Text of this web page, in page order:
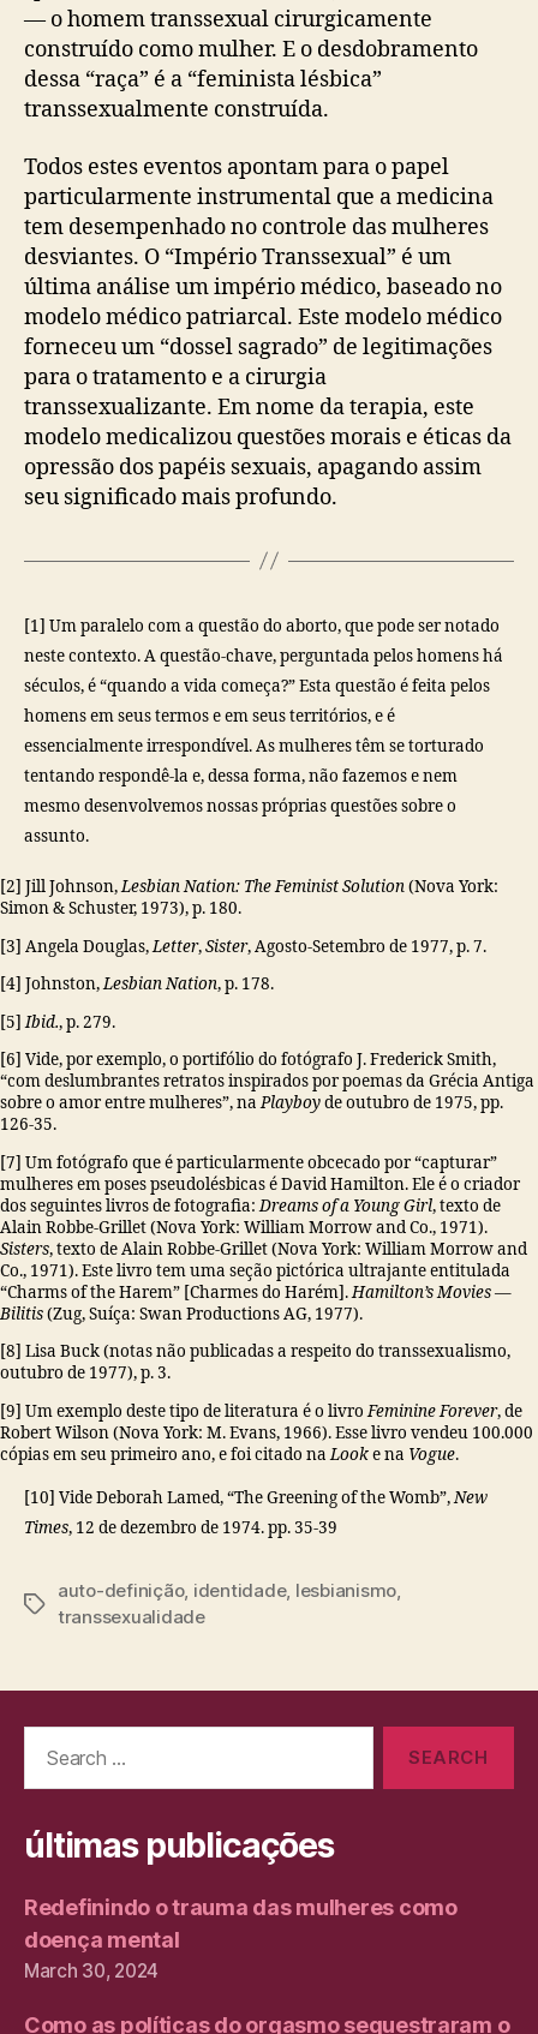
— o homem transsexual cirurgicamente
construído como mulher. E o desdobramento
dessa “raça” é a “feminista lésbica”
transsexualmente construída.
Todos estes eventos apontam para o papel
particularmente instrumental que a medicina
tem desempenhado no controle das mulheres
desviantes. O “Império Transsexual” é um
última análise um império médico, baseado no
modelo médico patriarcal. Este modelo médico
forneceu um “dossel sagrado” de legitimações
para o tratamento e a cirurgia
transsexualizante. Em nome da terapia, este
modelo medicalizou questões morais e éticas da
opressão dos papéis sexuais, apagando assim
seu significado mais profundo.
[1] Um paralelo com a questão do aborto, que pode ser notado
neste contexto. A questão-chave, perguntada pelos homens há
séculos, é “quando a vida começa?” Esta questão é feita pelos
homens em seus termos e em seus territórios, e é
essencialmente irrespondível. As mulheres têm se torturado
tentando respondê-la e, dessa forma, não fazemos e nem
mesmo desenvolvemos nossas próprias questões sobre o
assunto.
[2] Jill Johnson,Lesbian Nation: The Feminist Solution(Nova York:
Simon & Schuster, 1973), p. 180.
[3] Angela Douglas,Letter,Sister, Agosto-Setembro de 1977, p. 7.
[4] Johnston,Lesbian Nation, p. 178.
[5]Ibid., p. 279.
[6] Vide, por exemplo, o portifólio do fotógrafo J. Frederick Smith,
“com deslumbrantes retratos inspirados por poemas da Grécia Antiga
sobre o amor entre mulheres”, naPlayboyde outubro de 1975, pp.
126-35.
[7] Um fotógrafo que é particularmente obcecado por “capturar”
mulheres em poses pseudolésbicas é David Hamilton. Ele é o criador
dos seguintes livros de fotografia:Dreams of a Young Girl, texto de
Alain Robbe-Grillet (Nova York: William Morrow and Co., 1971).
Sisters, texto de Alain Robbe-Grillet (Nova York: William Morrow and
Co., 1971). Este livro tem uma seção pictórica ultrajante entitulada
“Charms of the Harem” [Charmes do Harém].Hamilton’s Movies —
Bilitis(Zug, Suíça: Swan Productions AG, 1977).
[8] Lisa Buck (notas não publicadas a respeito do transsexualismo,
outubro de 1977), p. 3.
[9] Um exemplo deste tipo de literatura é o livroFeminine Forever, de
Robert Wilson (Nova York: M. Evans, 1966). Esse livro vendeu 100.000
cópias em seu primeiro ano, e foi citado naLooke na Vogue.
[10] Vide Deborah Lamed, “The Greening of the Womb”,New
Times, 12 de dezembro de 1974. pp. 35-39
Tags
auto-definição, identidade, lesbianismo,
transsexualidade
últimas publicações
Redefinindo o trauma das mulheres como
doença mental
March 30, 2024
Como as políticas do orgasmo sequestraram o